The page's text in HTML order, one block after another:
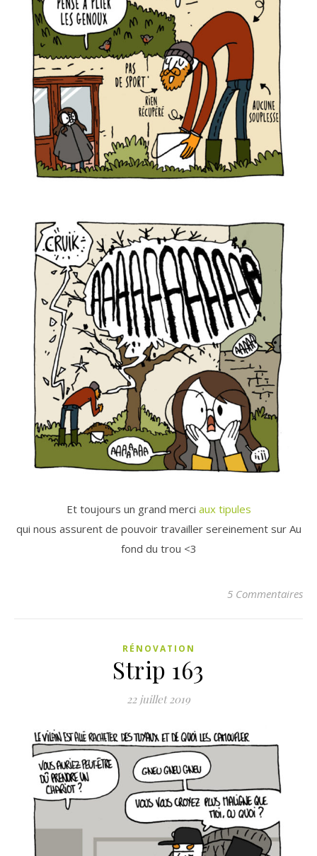
Et toujours un grand merci aux tipules
qui nous assurent de pouvoir travailler sereinement sur Au
fond du trou <3
5 Commentaires
RÉNOVATION
Strip 163
22 juillet 2019